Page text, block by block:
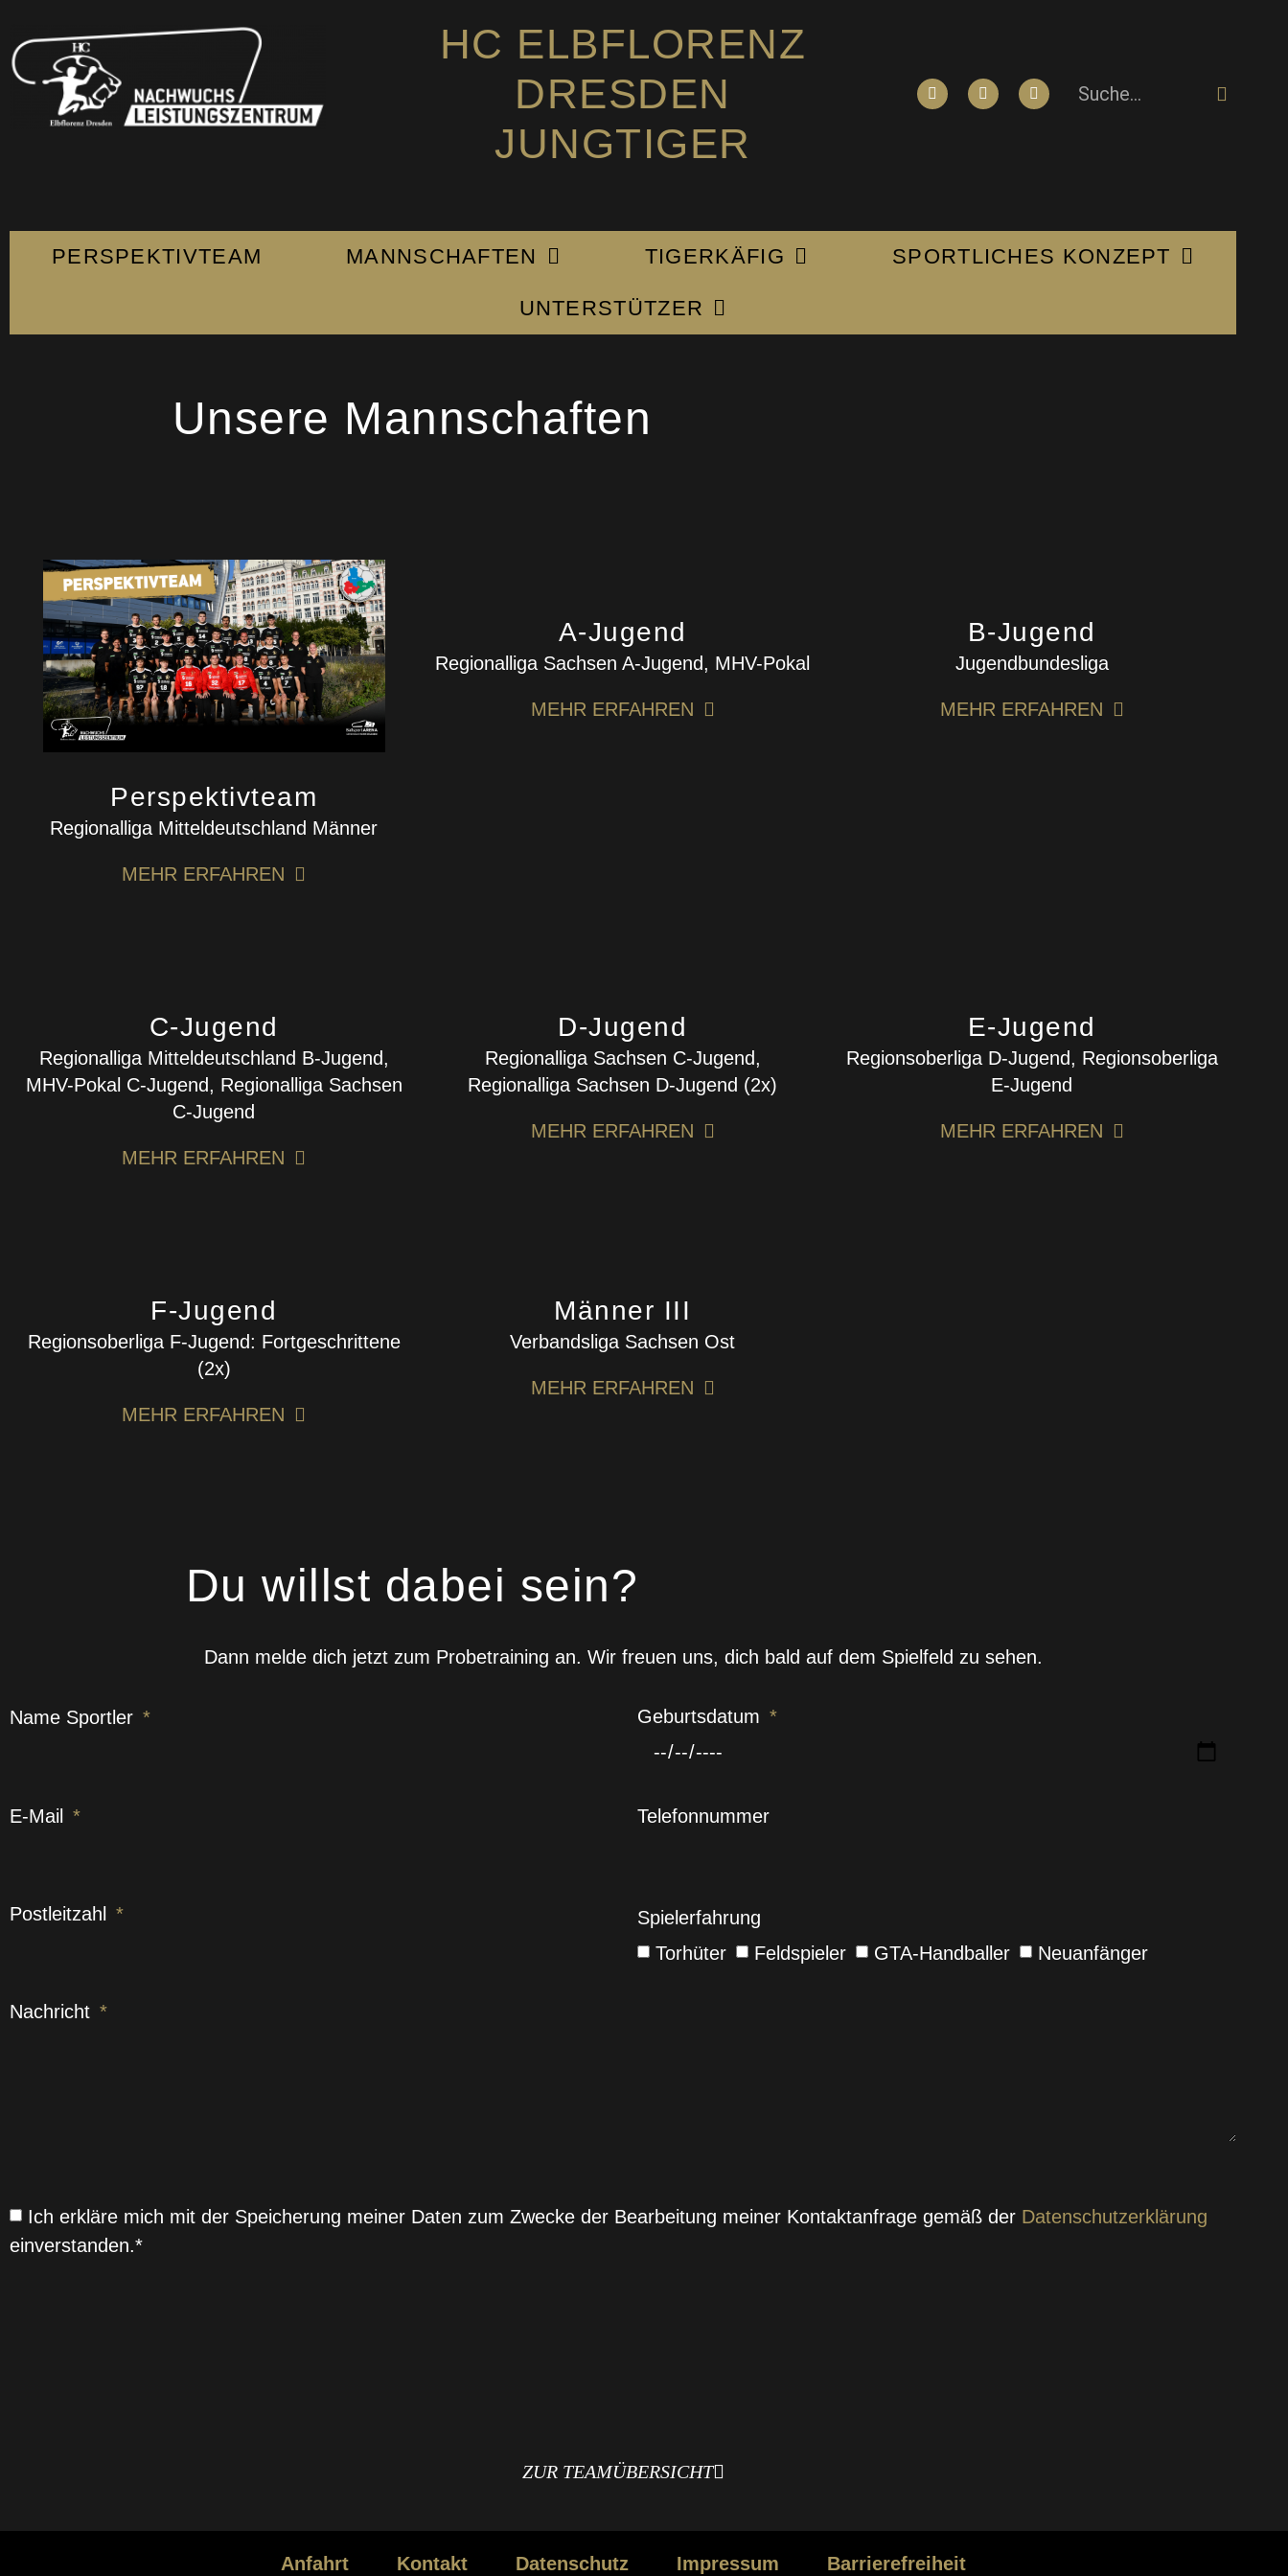
HC ELBFLORENZ
DRESDEN
JUNGTIGER
PERSPEKTIVTEAM MANNSCHAFTEN TIGERKÄFIG SPORTLICHES KONZEPT
UNTERSTÜTZER
Unsere Mannschaften
Perspektivteam
Regionalliga Mitteldeutschland Männer
MEHR ERFAHREN
A-Jugend
Regionalliga Sachsen A-Jugend, MHV-Pokal
MEHR ERFAHREN
B-Jugend
Jugendbundesliga
MEHR ERFAHREN
C-Jugend
Regionalliga Mitteldeutschland B-Jugend,
MHV-Pokal C-Jugend, Regionalliga Sachsen
C-Jugend
MEHR ERFAHREN
D-Jugend
Regionalliga Sachsen C-Jugend,
Regionalliga Sachsen D-Jugend (2x)
MEHR ERFAHREN
E-Jugend
Regionsoberliga D-Jugend, Regionsoberliga
E-Jugend
MEHR ERFAHREN
F-Jugend
Regionsoberliga F-Jugend: Fortgeschrittene
(2x)
MEHR ERFAHREN
Männer III
Verbandsliga Sachsen Ost
MEHR ERFAHREN
Du willst dabei sein?
Dann melde dich jetzt zum Probetraining an. Wir freuen uns, dich bald auf dem Spielfeld zu sehen.
Name Sportler Geburtsdatum
E-Mail Telefonnummer
Postleitzahl
Spielerfahrung
Torhüter
Feldspieler GTA-Handballer Neuanfänger
Nachricht
Ich erkläre mich mit der Speicherung meiner Daten zum Zwecke der Bearbeitung meiner Kontaktanfrage gemäß der Datenschutzerklärung
einverstanden.*
ZUR TEAMÜBERSICHT
Anfahrt Kontakt Datenschutz Impressum Barrierefreiheit